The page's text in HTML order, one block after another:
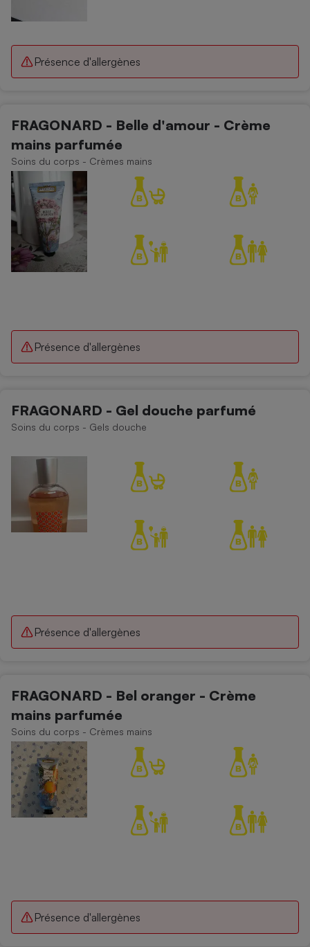
Présence d'allergènes
FRAGONARD - Belle d'amour - Crème
mains parfumée
Soins du corps - Crèmes mains
Présence d'allergènes
FRAGONARD - Gel douche parfumé
Soins du corps - Gels douche
Présence d'allergènes
FRAGONARD - Bel oranger - Crème
mains parfumée
Soins du corps - Crèmes mains
Présence d'allergènes